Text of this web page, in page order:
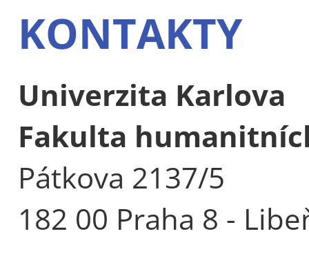
KONTAKTY
Univerzita Karlova
Fakulta
Pátkova 2137/5
182 00 Praha 8 -